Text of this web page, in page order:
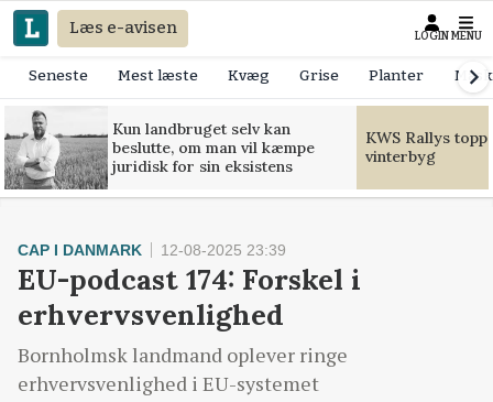
Læs e-avisen LOGIN MENU
Seneste Mest læste Kvæg Grise Planter
Kun landbruget selv kan
beslutte, om man vil kæmpe
juridisk for sin eksistens
KWS Rallys
vinterbyg
CAP I DANMARK 12-08-2025 23:39
EU-podcast 174: Forskel i
erhvervsvenlighed
Bornholmsk landmand oplever ringe
erhvervsvenlighed i EU-systemet